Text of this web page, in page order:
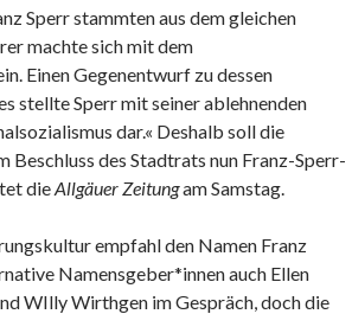
Sperr stammten aus dem gleichen
machte sich mit dem
Einen Gegenentwurf zu dessen
stellte Sperr mit seiner ablehnenden
dar.« Deshalb soll die
Beschluss des Stadtrats nun Franz-Sperr-
dieAllgäuer Zeitungam Samstag.
empfahl den Namen Franz
Namensgeber*innen auch Ellen
WIlly Wirthgen im Gespräch, doch die